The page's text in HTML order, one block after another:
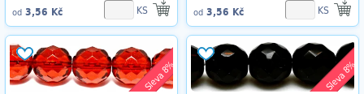
od 3,56 Kč KS
od 3,56 Kč KS
Sleva 8% Sleva 8%